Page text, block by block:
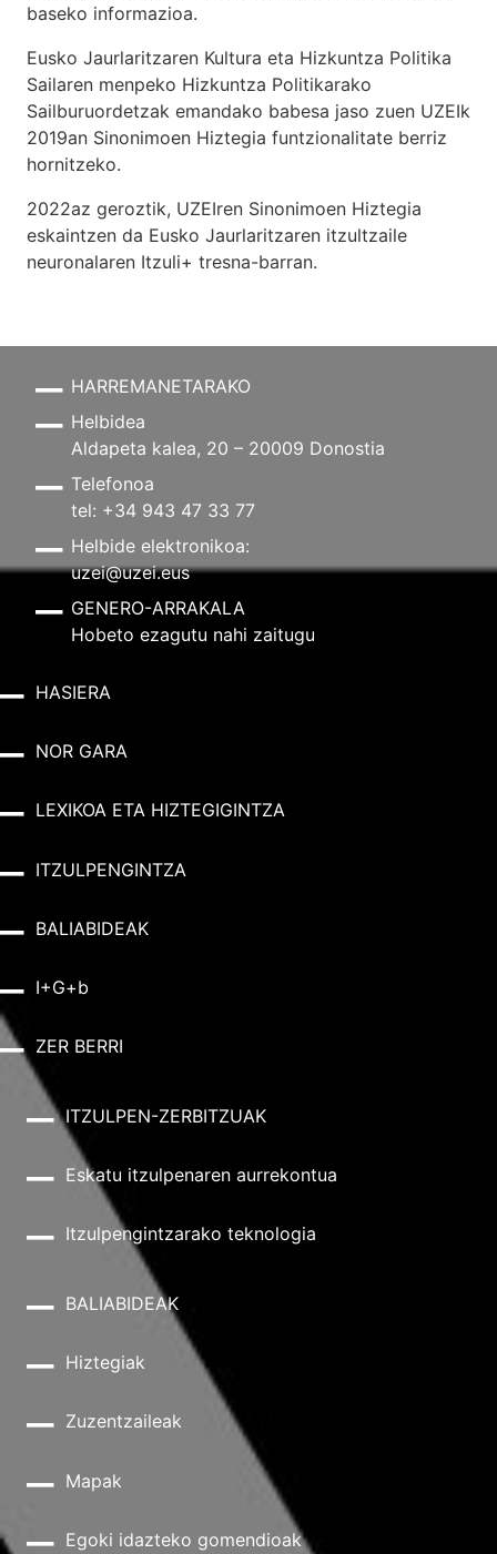
baseko informazioa.
Eusko Jaurlaritzaren Kultura eta Hizkuntza Politika
Sailaren menpeko Hizkuntza Politikarako
Sailburuordetzak emandako babesa jaso zuen UZEIk
2019an Sinonimoen Hiztegia funtzionalitate berriz
hornitzeko.
2022az geroztik, UZEIren Sinonimoen Hiztegia
eskaintzen da Eusko Jaurlaritzaren itzultzaile
neuronalaren Itzuli+ tresna-barran.
HARREMANETARAKO
Helbidea
Aldapeta kalea, 20 – 20009 Donostia
Telefonoa
tel: +34 943 47 33 77
Helbide elektronikoa:
uzei@uzei.eus
GENERO-ARRAKALA
Hobeto ezagutu nahi zaitugu
HASIERA
NOR GARA
LEXIKOA ETA HIZTEGIGINTZA
ITZULPENGINTZA
BALIABIDEAK
I+G+b
ZER BERRI
ITZULPEN-ZERBITZUAK
Eskatu itzulpenaren aurrekontua
Itzulpengintzarako teknologia
BALIABIDEAK
Hiztegiak
Zuzentzaileak
Mapak
Egoki idazteko gomendioak